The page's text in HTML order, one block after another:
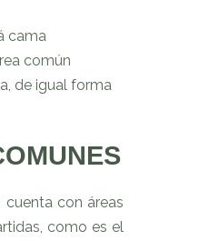
cama
común
de igual forma
con áreas
como es el